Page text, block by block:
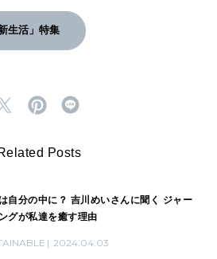
生活」特集
Posts
自分の中に？ 吉川めいさんに聞く ジャー
グが私達を癒す理由
2024.04.03